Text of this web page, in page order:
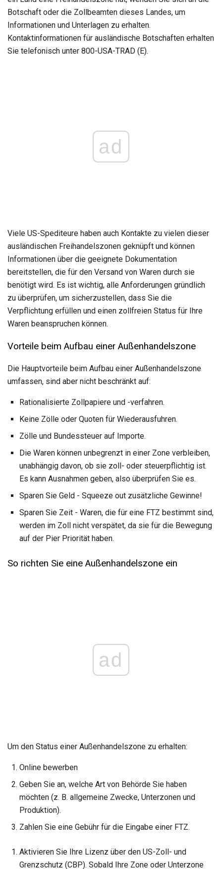
Botschaft oder die Zollbeamten dieses Landes, um
Informationen und Unterlagen zu erhalten.
Kontaktinformationen für ausländische Botschaften erhalten
Sie telefonisch unter 800-USA-TRAD (E).
ad
Viele US-Spediteure haben auch Kontakte zu vielen dieser
ausländischen Freihandelszonen geknüpft und können
Informationen über die geeignete Dokumentation
bereitstellen, die für den Versand von Waren durch sie
benötigt wird. Es ist wichtig, alle Anforderungen gründlich
zu überprüfen, um sicherzustellen, dass Sie die
Verpflichtung erfüllen und einen zollfreien Status für Ihre
Waren beanspruchen können.
Vorteile beim Aufbau einer Außenhandelszone
Die Hauptvorteile beim Aufbau einer Außenhandelszone
umfassen, sind aber nicht beschränkt auf:
Rationalisierte Zollpapiere und -verfahren.
Keine Zölle oder Quoten für Wiederausfuhren.
Zölle und Bundessteuer auf Importe.
Die Waren können unbegrenzt in einer Zone verbleiben,
unabhängig davon, ob sie zoll- oder steuerpflichtig ist.
Es kann Ausnahmen geben, also überprüfen Sie es.
Sparen Sie Geld - Squeeze out zusätzliche Gewinne!
Sparen Sie Zeit - Waren, die für eine FTZ bestimmt sind,
werden im Zoll nicht verspätet, da sie für die Bewegung
auf der Pier Priorität haben.
So richten Sie eine Außenhandelszone ein
ad
Um den Status einer Außenhandelszone zu erhalten:
Online bewerben
Geben Sie an, welche Art von Behörde Sie haben
möchten (z. B. allgemeine Zwecke, Unterzonen und
Produktion).
Zahlen Sie eine Gebühr für die Eingabe einer FTZ.
Aktivieren Sie Ihre Lizenz über den US-Zoll- und
Grenzschutz (CBP). Sobald Ihre Zone oder Unterzone